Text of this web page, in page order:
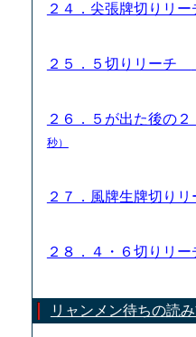
２４．尖張牌切りリ
２５．５切りリーチ
２６．５が出た後の
秒）
２７．風牌生牌切り
２８．４・６切りリ
リャンメン待ちの読